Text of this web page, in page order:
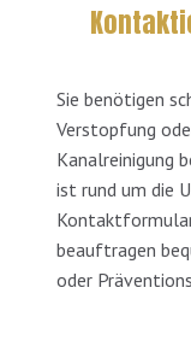
Sie benötigen
Verstopfung
Kanalreinigung
ist rund um die
beauftragen
oder